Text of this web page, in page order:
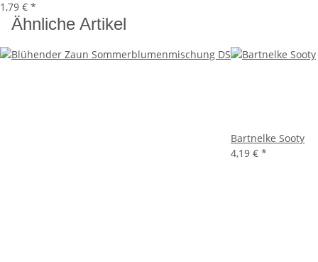
1,79 € *
Ähnliche Artikel
Bartnelke Sooty
4,19 € *